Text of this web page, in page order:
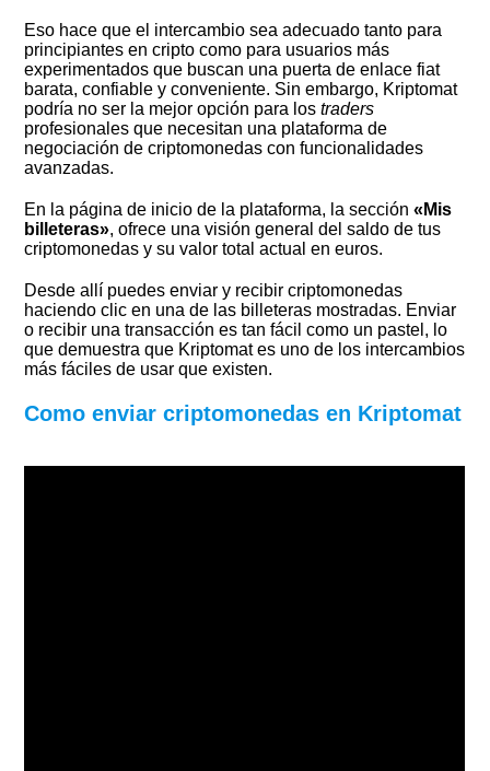
Eso hace que el intercambio sea adecuado tanto para
principiantes en cripto como para usuarios más
experimentados que buscan una puerta de enlace fiat
barata, confiable y conveniente. Sin embargo, Kriptomat
podría no ser la mejor opción para lostraders
profesionales que necesitan una plataforma de
negociación de criptomonedas con funcionalidades
avanzadas.
En la página de inicio de la plataforma, la sección«Mis
billeteras», ofrece una visión general del saldo de tus
criptomonedas y su valor total actual en euros.
Desde allí puedes enviar y recibir criptomonedas
haciendo clic en una de las billeteras mostradas. Enviar
o recibir una transacción es tan fácil como un pastel, lo
que demuestra que Kriptomat es uno de los intercambios
más fáciles de usar que existen.
Como enviar criptomonedas en Kriptomat